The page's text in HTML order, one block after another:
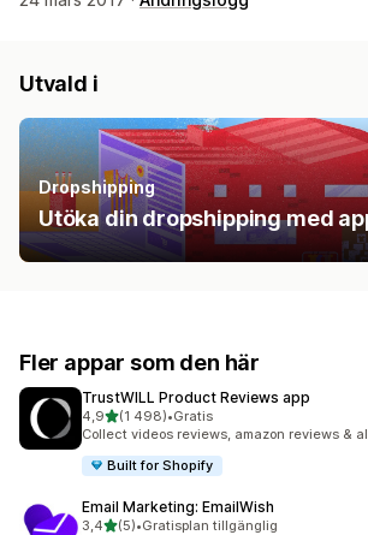
Utvald i
Dropshipping
Utöka din dropshipping med
Fler appar som den här
TrustWILL Product Reviews app
4,9av 5 stjärnor
(1 498)
1498 recensioner totalt
•Gratis
Collect videos reviews, amazon reviews &
Built for Shopify
Email Marketing: EmailWish
3,4av 5 stjärnor
(5)•Gratisplan tillgänglig